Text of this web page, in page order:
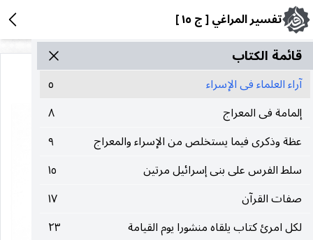
تفسير المراغي [ ج ١٥ ]
قائمة الکتاب
آراء العلماء فى الإسراء
٥
إلمامة فى المعراج
٨
عظة وذكرى فيما يستخلص من الإسراء والمعراج
٩
سلط الفرس على بنى إسرائيل مرتين
١٥
صفات القرآن
١٧
لكل امرئ كتاب يلقاه منشورا يوم القيامة
٢٣